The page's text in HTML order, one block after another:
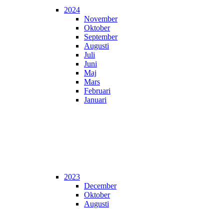
2024
November
Oktober
September
Augusti
Juli
Juni
Maj
Mars
Februari
Januari
2023
December
Oktober
Augusti